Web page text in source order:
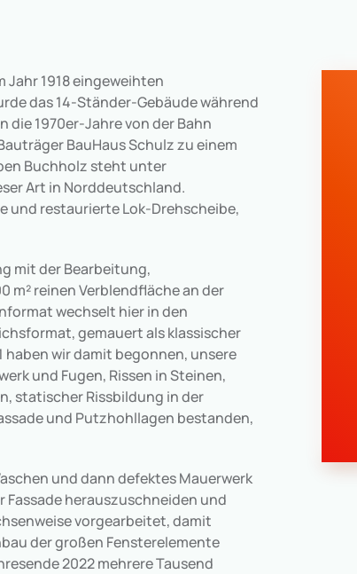
Jahr 1918 eingeweihten
das 14-Ständer-Gebäude während
die 1970er-Jahre von der Bahn
BauHaus Schulz zu einem
Buchholz steht unter
Art in Norddeutschland.
und restaurierte Lok-Drehscheibe,
mit der Bearbeitung,
m² reinen Verblendfläche an der
wechselt hier in den
gemauert als klassischer
haben wir damit begonnen, unsere
und Fugen, Rissen in Steinen,
statischer Rissbildung in der
und Putzhohllagen bestanden,
und dann defektes Mauerwerk
Fassade herauszuschneiden und
vorgearbeitet, damit
der großen Fensterelemente
2022 mehrere Tausend